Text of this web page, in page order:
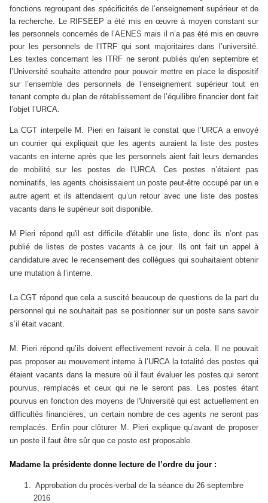
fonctions regroupant des spécificités de l’enseignement supérieur et de
la recherche. Le RIFSEEP a été mis en œuvre à moyen constant sur
les personnels concernés de l’AENES mais il n’a pas été mis en œuvre
pour les personnels de l’ITRF qui sont majoritaires dans l’université.
Les textes concernant les ITRF ne seront publiés qu’en septembre et
l’Université souhaite attendre pour pouvoir mettre en place le dispositif
sur l’ensemble des personnels de l’enseignement supérieur tout en
tenant compte du plan de rétablissement de l’équilibre financier dont fait
l’objet l’URCA.
La CGT interpelle M. Pieri en faisant le constat que l’URCA a envoyé
un courrier qui expliquait que les agents auraient la liste des postes
vacants en interne après que les personnels aient fait leurs demandes
de mobilité sur les postes de l’URCA. Ces postes n’étaient pas
nominatifs, les agents choisissaient un poste peut-être occupé par un.e
autre agent et ils attendaient qu’un retour avec une liste des postes
vacants dans le supérieur soit disponible.
M Pieri répond qu'il est difficile d'établir une liste, donc ils n’ont pas
publié de listes de postes vacants à ce jour. Ils ont fait un appel à
candidature avec le recensement des collègues qui souhaitaient obtenir
une mutation à l’interne.
La CGT répond que cela a suscité beaucoup de questions de la part du
personnel qui ne souhaitait pas se positionner sur un poste sans savoir
s’il était vacant.
M. Pieri répond qu’ils doivent effectivement revoir à cela. Il ne pouvait
pas proposer au mouvement interne à l’URCA la totalité des postes qui
étaient vacants dans la mesure où il faut évaluer les postes qui seront
pourvus, remplacés et ceux qui ne le seront pas. Les postes étant
pourvus en fonction des moyens de l'Université qui est actuellement en
difficultés financières, un certain nombre de ces agents ne seront pas
remplacés. Enfin pour clôturer M. Pieri explique qu’avant de proposer
un poste il faut être sûr que ce poste est proposable.
Madame la présidente donne lecture de l’ordre du jour :
Approbation du procès-verbal de la séance du 26 septembre
2016